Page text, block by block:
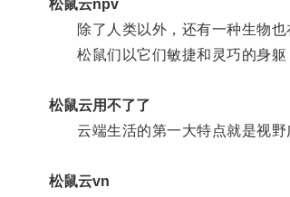
松鼠云npv
除了人类以外，还有一种生物也
松鼠们以它们敏捷和灵巧的身躯
松鼠云用不了了
云端生活的第一大特点就是视野
松鼠云vn